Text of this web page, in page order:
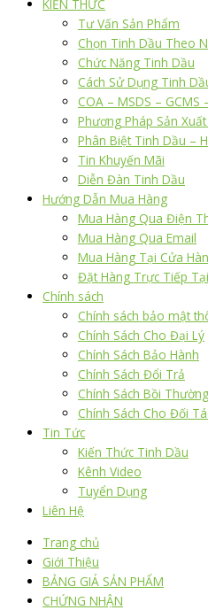
KIẾN THỨC
Tư Vấn Sản Phẩm
Chọn Tinh Dầu Theo
Chức Năng Tinh Dầu
Cách Sử Dụng Tinh
COA – MSDS – GCMS
Phương Pháp Sản
Phân Biệt Tinh Dầu –
Tin Khuyến Mãi
Diễn Đàn Tinh Dầu
Hướng Dẫn Mua Hàng
Mua Hàng Qua Điện
Mua Hàng Qua Email
Mua Hàng Tại Cửa
Đặt Hàng Trực Tiếp
Chính sách
Chính sách bảo mật
Chính Sách Cho Đại Lý
Chính Sách Bảo Hành
Chính Sách Đổi Trả
Chính Sách Bồi Thường
Chính Sách Cho Đối
Tin Tức
Kiến Thức Tinh Dầu
Kênh Video
Tuyển Dụng
Liên Hệ
Trang chủ
Giới Thiệu
BẢNG GIÁ SẢN PHẨM
CHỨNG NHẬN